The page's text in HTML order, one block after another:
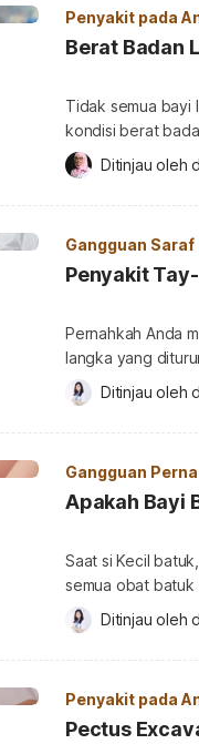
badan pada anak
Penyakit pada
Berat Badan
Tidak semua bayi
kondisi berat
membahayakan
lengkapnya. Apa itu BBLR? Berat badan lahir rendah (BBLR) adalah kondisi
ketika berat
Ditinjau oleh
Gangguan Saraf
Penyakit
Pernahkah Anda
langka yang
memahami dan
orangtua untuk
memiliki anak.
pada sistem […]
Ditinjau oleh
Gangguan
Apakah Bayi
Saat si Kecil
semua obat batuk
memberikan
Jika demikian,
seperti apa yang
Ditinjau oleh
Penyakit pada
Pectus